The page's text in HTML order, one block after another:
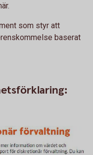
som styr att
baserat